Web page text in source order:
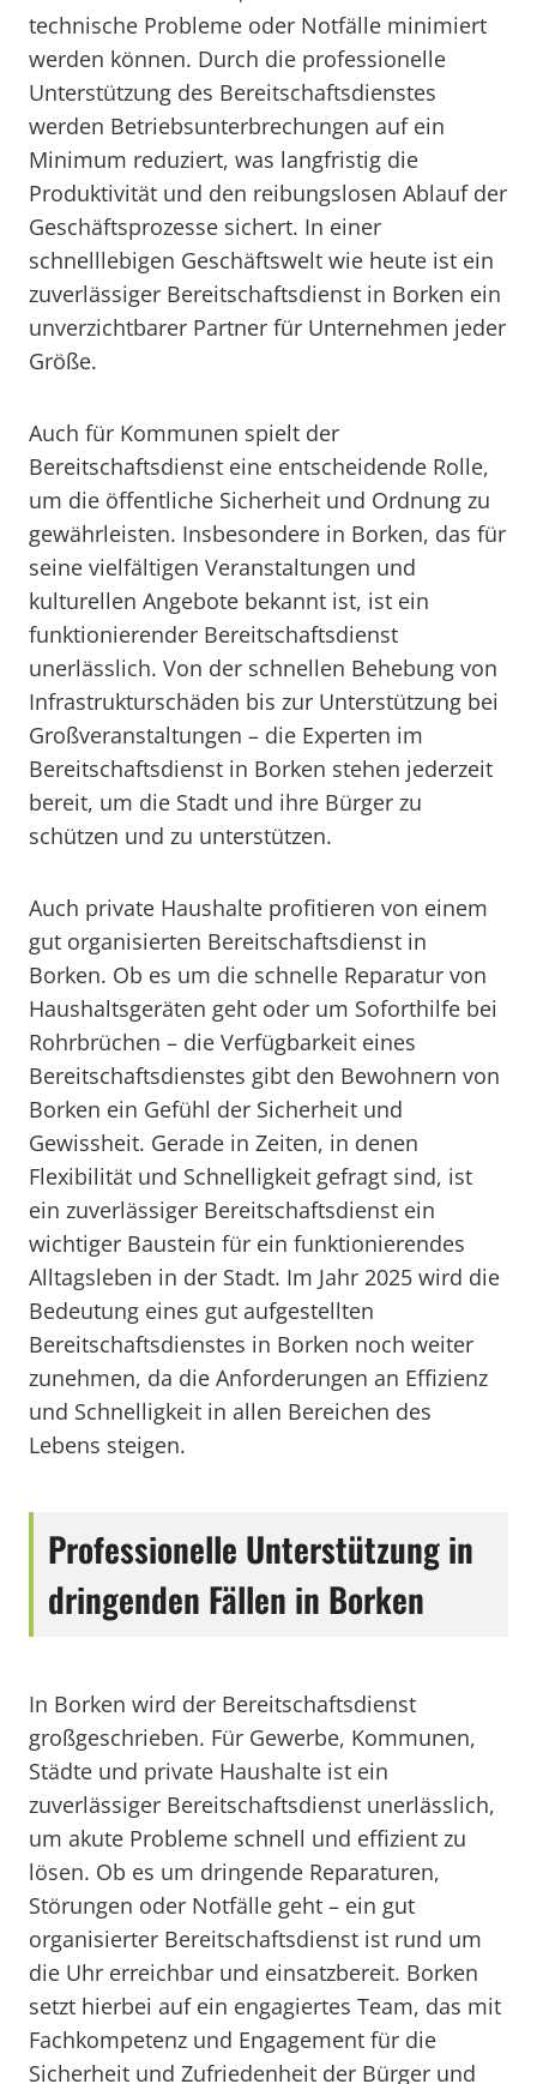
technische Probleme oder Notfälle minimiert
werden können. Durch die professionelle
Unterstützung des Bereitschaftsdienstes
werden Betriebsunterbrechungen auf ein
Minimum reduziert, was langfristig die
Produktivität und den reibungslosen Ablauf der
Geschäftsprozesse sichert. In einer
schnelllebigen Geschäftswelt wie heute ist ein
zuverlässiger Bereitschaftsdienst in Borken ein
unverzichtbarer Partner für Unternehmen jeder
Größe.
Auch für Kommunen spielt der
Bereitschaftsdienst eine entscheidende Rolle,
um die öffentliche Sicherheit und Ordnung zu
gewährleisten. Insbesondere in Borken, das für
seine vielfältigen Veranstaltungen und
kulturellen Angebote bekannt ist, ist ein
funktionierender Bereitschaftsdienst
unerlässlich. Von der schnellen Behebung von
Infrastrukturschäden bis zur Unterstützung bei
Großveranstaltungen – die Experten im
Bereitschaftsdienst in Borken stehen jederzeit
bereit, um die Stadt und ihre Bürger zu
schützen und zu unterstützen.
Auch private Haushalte profitieren von einem
gut organisierten Bereitschaftsdienst in
Borken. Ob es um die schnelle Reparatur von
Haushaltsgeräten geht oder um Soforthilfe bei
Rohrbrüchen – die Verfügbarkeit eines
Bereitschaftsdienstes gibt den Bewohnern von
Borken ein Gefühl der Sicherheit und
Gewissheit. Gerade in Zeiten, in denen
Flexibilität und Schnelligkeit gefragt sind, ist
ein zuverlässiger Bereitschaftsdienst ein
wichtiger Baustein für ein funktionierendes
Alltagsleben in der Stadt. Im Jahr 2025 wird die
Bedeutung eines gut aufgestellten
Bereitschaftsdienstes in Borken noch weiter
zunehmen, da die Anforderungen an Effizienz
und Schnelligkeit in allen Bereichen des
Lebens steigen.
Professionelle Unterstützung in
dringenden Fällen in Borken
In Borken wird der Bereitschaftsdienst
großgeschrieben. Für Gewerbe, Kommunen,
Städte und private Haushalte ist ein
zuverlässiger Bereitschaftsdienst unerlässlich,
um akute Probleme schnell und effizient zu
lösen. Ob es um dringende Reparaturen,
Störungen oder Notfälle geht – ein gut
organisierter Bereitschaftsdienst ist rund um
die Uhr erreichbar und einsatzbereit. Borken
setzt hierbei auf ein engagiertes Team, das mit
Fachkompetenz und Engagement für die
Sicherheit und Zufriedenheit der Bürger und